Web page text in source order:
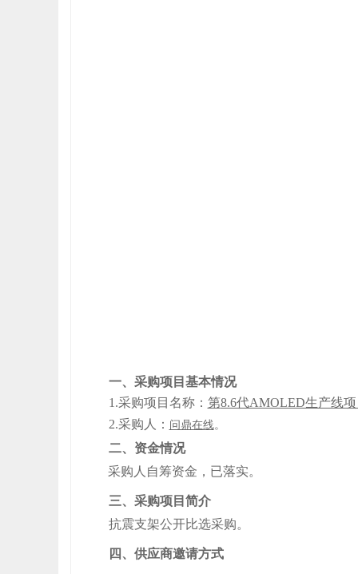
一、采购项目基本情况
1.采购项目名称： 第8.6代AMOLED生产线
2.采购人 ： 问鼎在线。
二、资金情况
采购人自筹资金，已落实。
三、 采购项目简介
抗震支架公开比选采购。
四、供应商邀请方式